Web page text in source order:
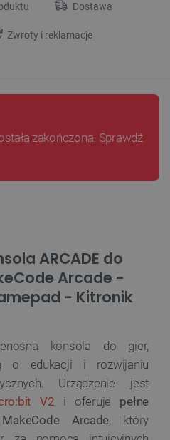
Dostawa
Zwroty i reklamacje
zakończona. Sprawdź
ARCADE do
Arcade -
- Kitronik
konsola do gier,
o edukacji i rozwijaniu
Urządzenie jest
V2 i oferuje pełne
Arcade, który